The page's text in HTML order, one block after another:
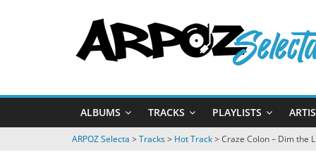
ARPOZ
Selecta
by
ARPOZ
&
ALBUMS TRACKS PLAYLISTS
ARPOZ Selecta > Tracks> Hot Track> Craze Colon – Dim the